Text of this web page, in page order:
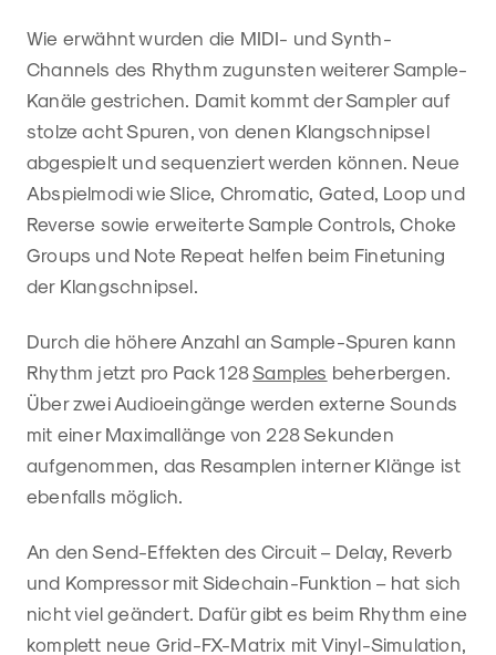
Wie erwähnt wurden die MIDI- und Synth-
Channels des Rhythm zugunsten weiterer Sample-
Kanäle gestrichen. Damit kommt der Sampler auf
stolze acht Spuren, von denen Klangschnipsel
abgespielt und sequenziert werden können. Neue
Abspielmodi wie Slice, Chromatic, Gated, Loop und
Reverse sowie erweiterte Sample Controls, Choke
Groups und Note Repeat helfen beim Finetuning
der Klangschnipsel.
Durch die höhere Anzahl an Sample-Spuren kann
Rhythm jetzt pro Pack 128Samples beherbergen.
Über zwei Audioeingänge werden externe Sounds
mit einer Maximallänge von 228 Sekunden
aufgenommen, das Resamplen interner Klänge ist
ebenfalls möglich.
An den Send-Effekten des Circuit – Delay, Reverb
und Kompressor mit Sidechain-Funktion – hat sich
nicht viel geändert. Dafür gibt es beim Rhythm eine
komplett neue Grid-FX-Matrix mit Vinyl-Simulation,